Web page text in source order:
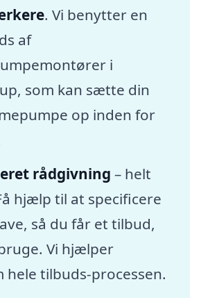
. Vi benytter en
af
i
som kan sætte din
op inden for
rådgivning – helt
hjælp til at specificere
så du får et tilbud,
Vi hjælper
hele tilbuds-processen.